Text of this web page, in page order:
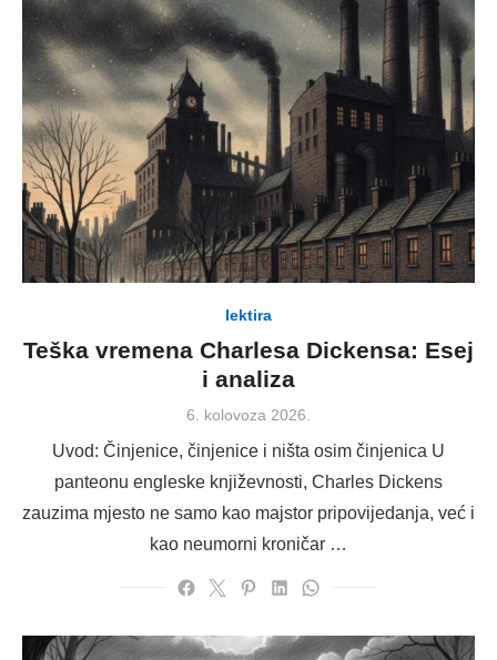
lektira
Teška vremena Charlesa Dickensa: Esej
i analiza
Posted
6. kolovoza 2026.
Uvod: Činjenice, činjenice i ništa osim činjenica U
panteonu engleske književnosti, Charles Dickens
zauzima mjesto ne samo kao majstor pripovijedanja, već i
kao neumorni kroničar …